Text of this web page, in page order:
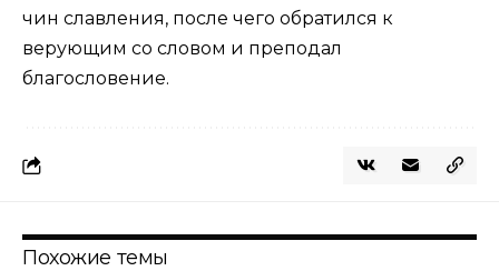
чин славления, после чего обратился к
верующим со словом и преподал
благословение.
Похожие темы